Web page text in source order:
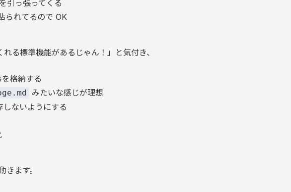
引っ張ってくる
られてるので OK
る標準機能があるじゃん！」と気付き、
格納する
みたいな感じが理想
ないようにする
ます。